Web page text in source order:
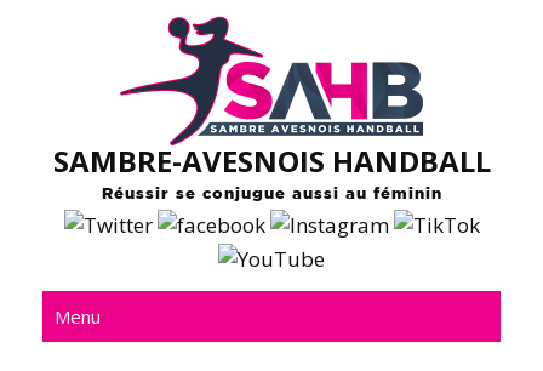
SAMBRE-AVESNOIS HANDBALL
Réussir se conjugue aussi au féminin
Menu